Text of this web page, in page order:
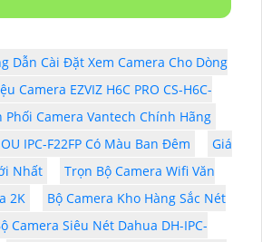
Dẫn Cài Đặt Xem Camera Cho Dòng
Camera EZVIZ H6C PRO CS-H6C-
Phối Camera Vantech Chính Hãng
IPC-F22FP Có Màu Ban Đêm
Giá
Nhất
Trọn Bộ Camera Wifi Văn
2K
Bộ Camera Kho Hàng Sắc Nét
Camera Siêu Nét Dahua DH-IPC-